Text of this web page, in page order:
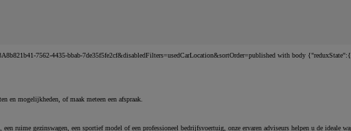
Vanaf
ELEKTRISCH
7562-4435-bbab-7de35f5fe2cf&disabledFilters=usedCarLocation&sortOrder=published with body
en mogelijkheden, of maak meteen een afspraak.
ruime gezinswagen, een sportief model of een professioneel bedrijfsvoertuig, onze ervaren adviseurs helpen u de ideale